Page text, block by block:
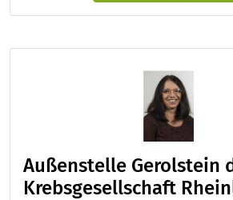
Außenstelle Gerolstein
Krebsgesellschaft